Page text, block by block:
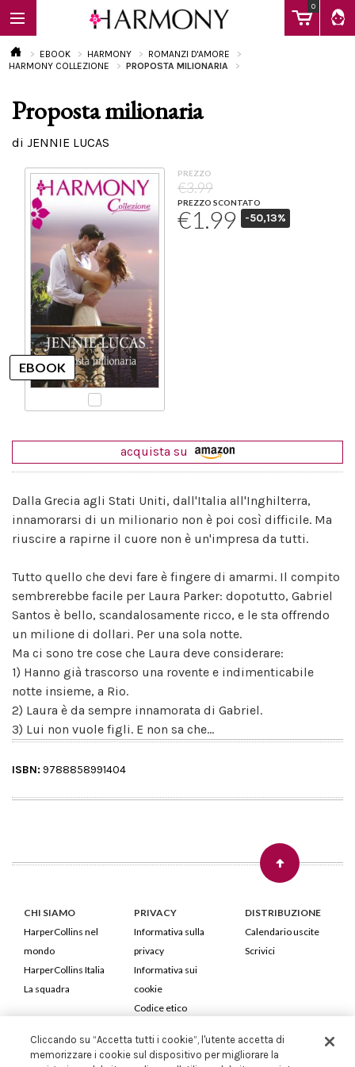
0
EBOOK
Calendario
EBOOK HARMONY
ROMANZI D'AMORE
HARMONY COLLEZIONE
PROPOSTA MILIONARIA
Proposta milionaria
di JENNIE LUCAS
PREZZO
€3.99
PREZZO SCONTATO
€1.99 -50,13%
acquista su
Dalla Grecia agli Stati Uniti, dall'Italia all'Inghilterra,
innamorarsi di un milionario non è poi così difficile. Ma
riuscire a rapirne il cuore non è un'impresa da tutti.
Tutto quello che devi fare è fingere di amarmi. Il compito
sembrerebbe facile per Laura Parker: dopotutto, Gabriel
Santos è bello, scandalosamente ricco, e le sta offrendo
un milione di dollari. Per una sola notte.
Ma ci sono tre cose che Laura deve considerare:
1) Hanno già trascorso una rovente e indimenticabile
notte insieme, a Rio.
2) Laura è da sempre innamorata di Gabriel.
3) Lui non vuole figli. E non sa che...
ISBN: 9788858991404
CHI SIAMO
HarperCollins nel
mondo
HarperCollins Italia
La squadra
PRIVACY
Informativa sulla
privacy
Informativa sui
cookie
Codice etico
DISTRIBUZIONE
Calendario uscite
Scrivici
HarperCollins Italia S.p.A. Viale Monte Nero, 84 - 20135 Milano
Cliccando su “Accetta tutti i cookie”, l'utente accetta di
memorizzare i cookie sul dispositivo per migliorare la